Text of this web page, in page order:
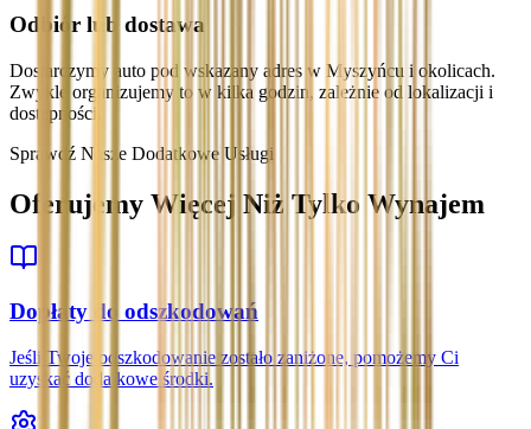
Odbiór lub dostawa
Dostarczymy auto pod wskazany adres w Myszyńcu i okolicach.
Zwykle organizujemy to w kilka godzin, zależnie od lokalizacji i
dostępności.
Sprawdź Nasze Dodatkowe Usługi
Oferujemy Więcej Niż Tylko Wynajem
Dopłaty do odszkodowań
Jeśli Twoje odszkodowanie zostało zaniżone, pomożemy Ci
uzyskać dodatkowe środki.